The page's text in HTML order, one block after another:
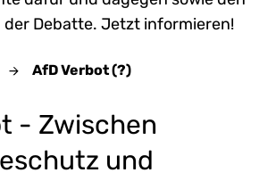
der Debatte. Jetzt informieren!
AfD Verbot (?)
- Zwischen
und